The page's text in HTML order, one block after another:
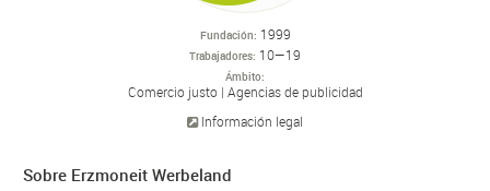
Fundación 1999
Trabajadores 10—19
Ámbito
Comercio justo Agencias de publicidad
Información legal
Sobre Erzmoneit Werbeland